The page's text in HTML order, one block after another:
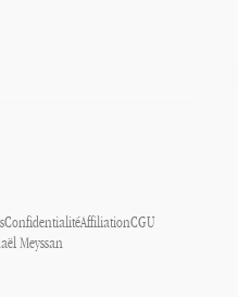
ConfidentialitéAffiliationCGU
Meyssan